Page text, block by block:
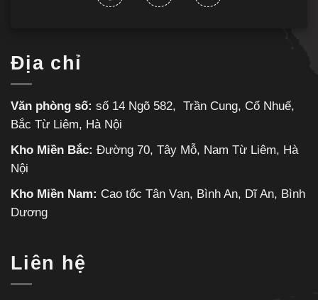
Địa chỉ
Văn phòng số: số 14 Ngõ 582, Trần Cung, Cổ Nhuế,
Bắc Từ Liêm, Hà Nội
Kho Miền Bắc: Đường 70, Tây Mỗ, Nam Từ Liêm, Hà
Nội
Kho Miền Nam: Cao tốc Tân Vạn, Bình An, Dĩ An, Bình
Dương
Liên hệ